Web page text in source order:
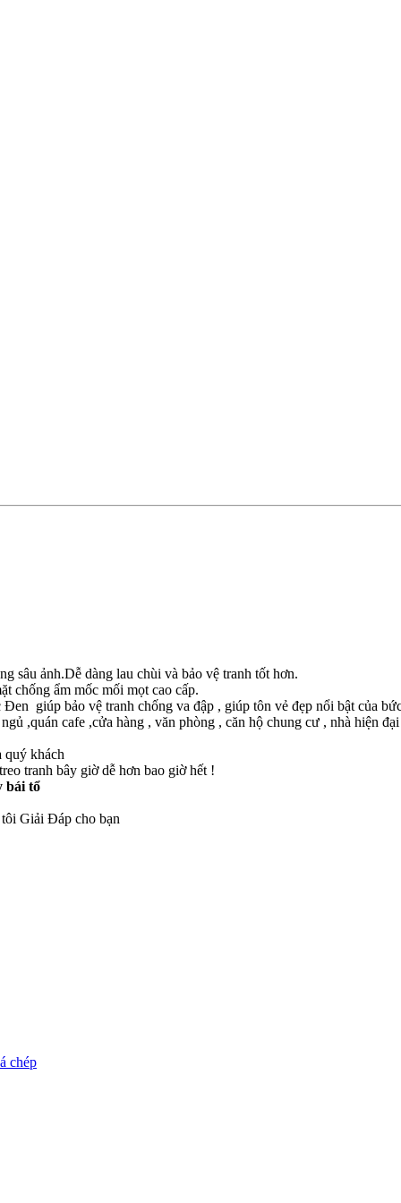
sâu ảnh.Dễ dàng lau chùi và bảo vệ tranh tốt hơn.
chống ẩm mốc mối mọt cao cấp.
giúp bảo vệ tranh chống va đập , giúp tôn vẻ đẹp nổi bật của
,quán cafe ,cửa hàng , văn phòng , căn hộ chung cư , nhà hiện
quý khách
tranh bây giờ dễ hơn bao giờ hết !
bái tổ
tôi Giải Đáp cho bạn
chép